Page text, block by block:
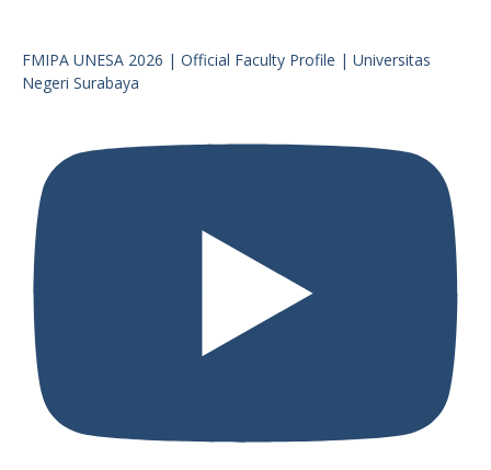
FMIPA UNESA 2026 | Official Faculty Profile | Universitas
Negeri Surabaya